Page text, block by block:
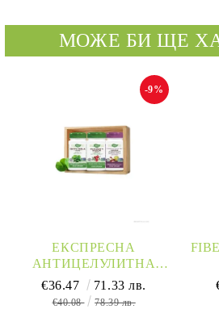
МОЖЕ БИ ЩЕ
ЕКСПРЕСНА
АНТИЦЕЛУЛИТНА
ПРОГРАМА ОТ 3
ПРОДУКТА NATURE’S
-9%
€36.47 71.33 лв.
€40.08 78.39 лв.